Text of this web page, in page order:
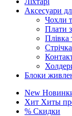
Аксесуари
Чохли
Плати
Плівка
Блоки
New
Хит Хиты
% Скидки